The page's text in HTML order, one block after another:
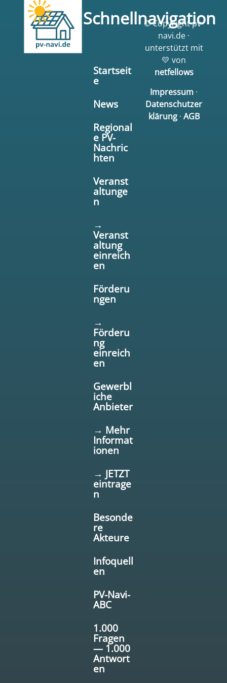
Schnellnavigation
Startseit
e
News
Regional
e PV-
Nachric
hten
Veranst
altunge
n
→
Veranst
altung
einreich
en
Förderu
ngen
→
Förderu
ng
einreich
en
Gewerbl
iche
Anbieter
→ Mehr
Informat
ionen
→ JETZT
eintrage
n
Besonde
re
Akteure
Infoquell
en
PV-Navi-
ABC
1.000
Fragen
— 1.000
Antwort
en
© Copyright pv-
navi.de ·
unterstützt mit
💛 von
netfellows
Impressum ·
Datenschutzer
klärung· AGB